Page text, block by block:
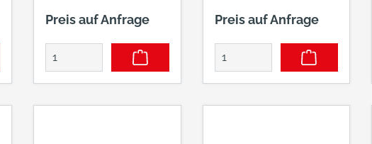
Preis auf Anfrage Preis auf Anfrage